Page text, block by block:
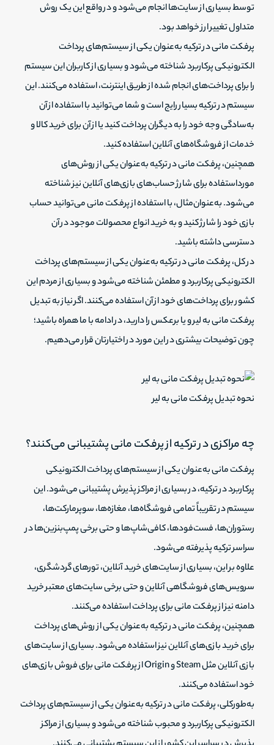
توسط بسیاری از سایت‌ها انجام می‌شود و در واقع این یک روش
متداول تغییر ارز خواهد بود.
پرفکت مانی در ترکیه به‌عنوان یکی از سیستم‌های پرداخت
الکترونیکی پرکاربرد شناخته می‌شود و بسیاری از کاربران این سیستم
را برای پرداخت‌های انجام شده از طریق اینترنت، استفاده می‌کنند. این
سیستم در ترکیه بسیار رایج است و شما می‌توانید با استفاده از آن
به‌سادگی وجه خود را به دیگران پرداخت کنید یا از آن برای خرید کالا و
خدمات از فروشگاه‌های آنلاین استفاده کنید.
همچنین، پرفکت مانی در ترکیه به‌عنوان یکی از روش‌های
مورداستفاده برای شارژ حساب‌های بازی‌های آنلاین نیز شناخته
می‌شود. به‌عنوان‌مثال، با استفاده از پرفکت مانی می‌توانید حساب
بازی خود را شارژ کنید و به خرید انواع محصولات موجود در آن
دسترسی داشته باشید.
در کل، پرفکت مانی در ترکیه به‌عنوان یکی از سیستم‌های پرداخت
الکترونیکی پرکاربرد و مطمئن شناخته می‌شود و بسیاری از مردم این
کشور برای پرداخت‌های خود از آن استفاده می‌کنند. اگر نیاز به تبدیل
پرفکت مانی به لیر و یا برعکس را دارید، در ادامه با ما همراه باشید؛
چون توضیحات بیشتری در این مورد در اختیارتان قرار می‌دهیم.
نحوه تبدیل پرفکت مانی به لیر
چه مراکزی در ترکیه از پرفکت مانی پشتیبانی می‌کنند؟
پرفکت مانی به‌عنوان یکی از سیستم‌های پرداخت الکترونیکی
پرکاربرد در ترکیه، در بسیاری از مراکز پذیرش پشتیبانی می‌شود. این
سیستم در تقریباً تمامی فروشگاه‌ها، مغازه‌ها، سوپرمارکت‌ها،
رستوران‌ها، فست‌فودها، کافی‌شاپ‌ها و حتی برخی پمپ‌بنزین‌ها در
سراسر ترکیه پذیرفته می‌شود.
علاوه بر این، بسیاری از سایت‌های خرید آنلاین، تورهای گردشگری،
سرویس‌های فروشگاهی آنلاین و حتی برخی سایت‌های معتبر خرید
دامنه نیز از پرفکت مانی برای پرداخت استفاده می‌کنند.
همچنین، پرفکت مانی در ترکیه به‌عنوان یکی از روش‌های پرداخت
برای خرید بازی‌های آنلاین نیز استفاده می‌شود. بسیاری از سایت‌های
بازی آنلاین مثل Steam و Origin از پرفکت مانی برای فروش بازی‌های
خود استفاده می‌کنند.
به‌طورکلی، پرفکت مانی در ترکیه به‌عنوان یکی از سیستم‌های پرداخت
الکترونیکی پرکاربرد و محبوب شناخته می‌شود و بسیاری از مراکز